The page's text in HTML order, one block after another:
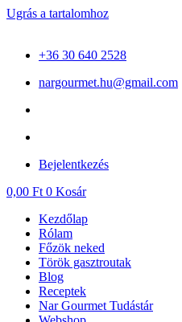
Ugrás a tartalomhoz
+36 30 640 2528
nargourmet.hu@gmail.com
Bejelentkezés
0,00 Ft 0 Kosár
Kezdőlap
Rólam
Főzök neked
Török gasztroutak
Blog
Receptek
Nar Gourmet Tudástár